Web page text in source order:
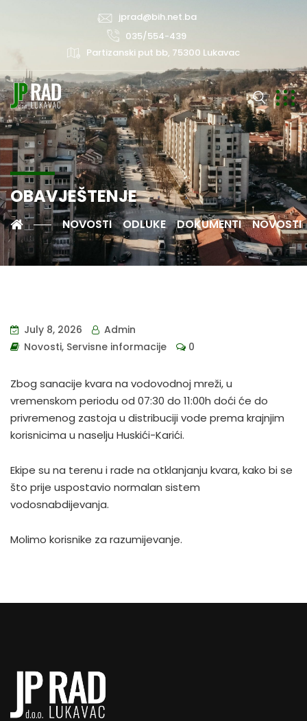
jprad@bih.net.ba
035/554-439
Partizanski put bb, 75300 Lukavac
OBAVJEŠTENJE
NOVOSTI ODLUKE DOKUMENTI NOVOSTI
July 8, 2026
Admin
Novosti, Servisne informacije 0
Zbog sanacije kvara na vodovodnoj mreži, u
vremenskom periodu od 07:30 do 11:00h doći će do
privremenog zastoja u distribuciji vode prema krajnjim
korisnicima u naselju Huskići-Karići.
Ekipe su na terenu i rade na otklanjanju kvara, kako bi se
što prije uspostavio normalan sistem
vodosnabdijevanja.
Molimo korisnike za razumijevanje.